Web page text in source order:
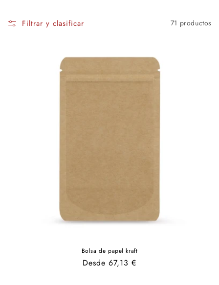
Filtrar y clasificar 71 productos
Bolsa de papel kraft
Precio
Desde 67,13 €